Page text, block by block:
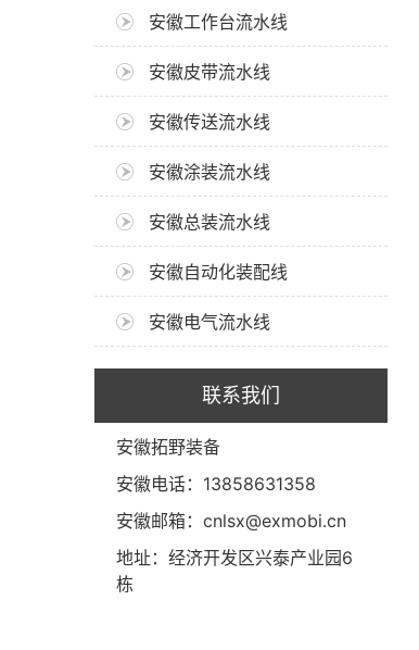
安徽工作台流水线
安徽皮带流水线
安徽传送流水线
安徽涂装流水线
安徽总装流水线
安徽自动化装配线
安徽电气流水线
联系我们
安徽拓野装备
安徽电话：13858631358
安徽邮箱：cnlsx@exmobi.cn
地址：经济开发区兴泰产业园6
栋